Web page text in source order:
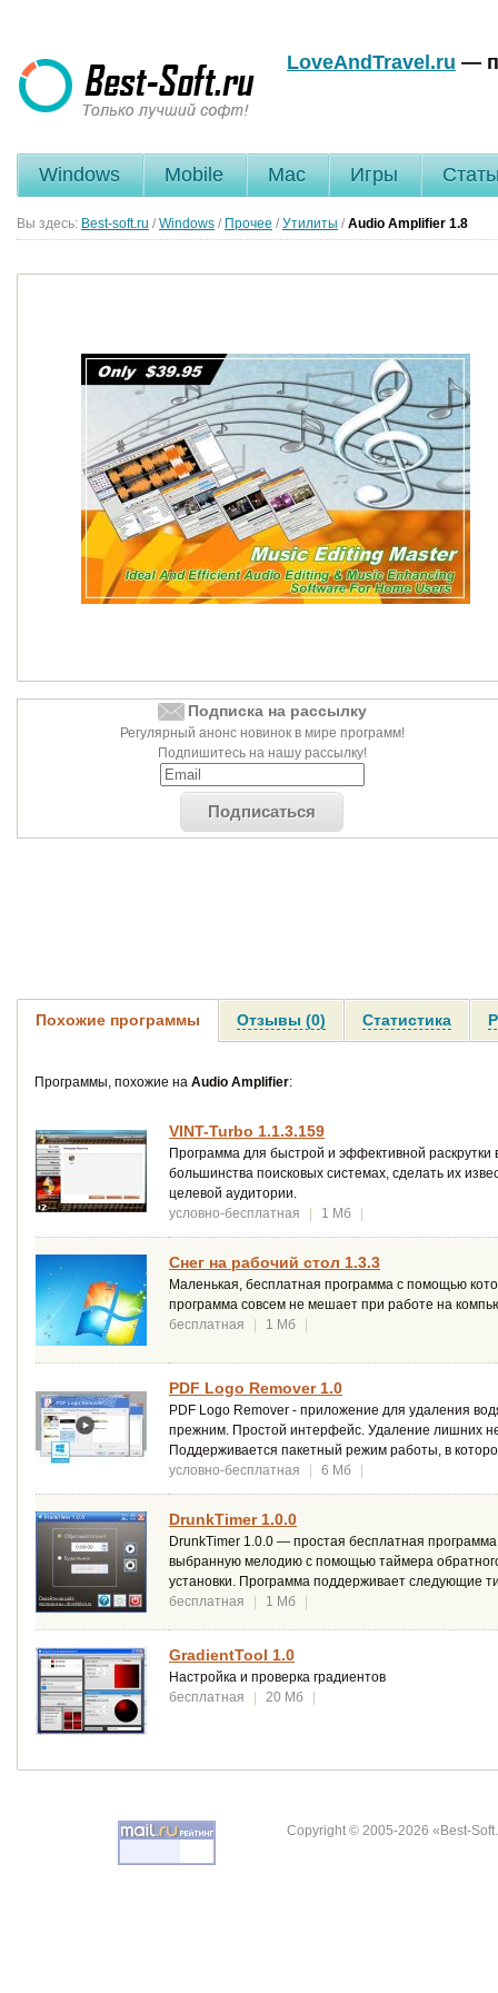
LoveAndTravel.ru —
Windows Mobile Mac Игры
Вы здесь: Best-soft.ru / Windows / Прочее / Утилиты / Audio Amplifier 1.8
Подписка на рассылку
Регулярный анонс новинок в мире программ!
Подпишитесь на нашу рассылку!
Подписаться
Похожие программы Отзывы (0) Статистика
Программы, похожие на Audio Amplifier:
VINT-Turbo 1.1.3.159
Программа для быстрой и эффективной
большинства поисковых системах, сделать их
целевой аудитории.
условно-бесплатная
| 1 Мб |
Снег на рабочий стол 1.3.3
Маленькая, бесплатная программа с помощью
программа совсем не мешает при работе на
бесплатная
| 1 Мб |
PDF Logo Remover 1.0
PDF Logo Remover - приложение для удаления
прежним. Простой интерфейс. Удаление лишних
Поддерживается пакетный режим работы, в
условно-бесплатная
| 6 Мб |
DrunkTimer 1.0.0
DrunkTimer 1.0.0 — простая бесплатная
выбранную мелодию с помощью таймера
установки. Программа поддерживает следующие
бесплатная
| 1 Мб |
GradientTool 1.0
Настройка и проверка градиентов
бесплатная
| 20 Мб |
Copyright © 2005-2026 «Best-